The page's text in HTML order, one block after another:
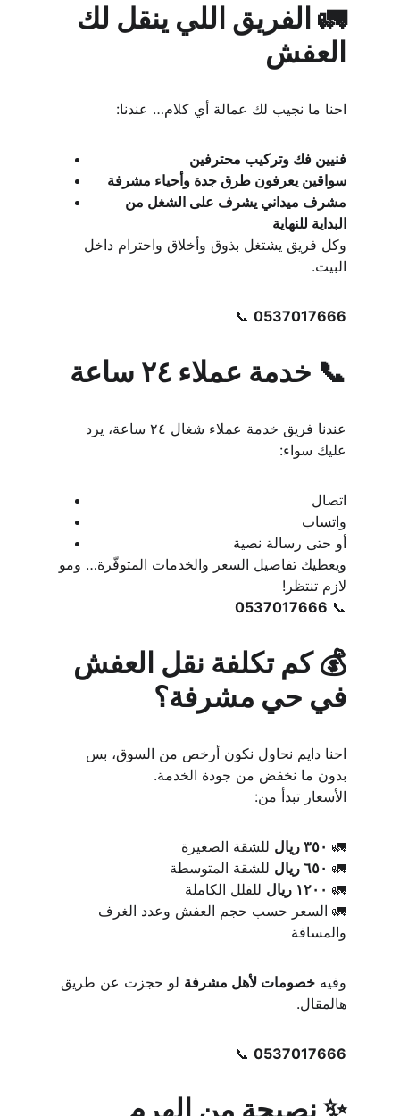
🚛 الفريق اللي ينقل لك
العفش
احنا ما نجيب لك عمالة أي كلام… عندنا:
فنيين فك وتركيب محترفين
سواقين يعرفون طرق جدة وأحياء مشرفة
مشرف ميداني يشرف على الشغل من
البداية للنهاية
وكل فريق يشتغل بذوق وأخلاق واحترام داخل
البيت.
📞 0537017666
📞 خدمة عملاء ٢٤ ساعة
عندنا فريق خدمة عملاء شغال ٢٤ ساعة، يرد
عليك سواء:
اتصال
واتساب
أو حتى رسالة نصية
ويعطيك تفاصيل السعر والخدمات المتوفّرة… ومو
لازم تنتظر!
📞
0537017666
💰 كم تكلفة نقل العفش
في حي مشرفة؟
احنا دايم نحاول نكون أرخص من السوق، بس
بدون ما نخفض من جودة الخدمة.
الأسعار تبدأ من:
🚛 ٣٥٠ ريال
للشقة الصغيرة
🚛 ٦٥٠ ريال
للشقة المتوسطة
🚛 ١٢٠٠ ريال
للفلل الكاملة
🚛 السعر حسب حجم العفش وعدد الغرف
والمسافة
وفيه خصومات لأهل مشرفة لو حجزت عن طريق
هالمقال.
📞 0537017666